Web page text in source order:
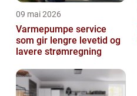
09 mai 2026
Varmepumpe service
som gir lengre levetid og
lavere strømregning